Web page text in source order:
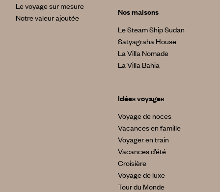
Le voyage sur mesure
Notre valeur ajoutée
Nos maisons
Le Steam Ship Sudan
Satyagraha House
La Villa Nomade
La Villa Bahia
Idées voyages
Voyage de noces
Vacances en famille
Voyager en train
Vacances d’été
Croisière
Voyage de luxe
Tour du Monde